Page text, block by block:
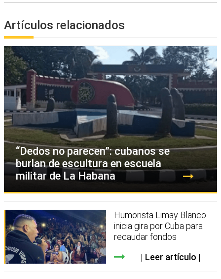
Artículos relacionados
“Dedos no parecen”: cubanos se
burlan de escultura en escuela
militar de La Habana
Humorista Limay Blanco
inicia gira por Cuba para
recaudar fondos
Leer artículo